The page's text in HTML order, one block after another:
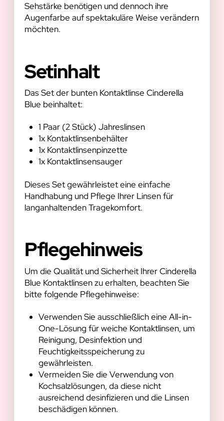
Sehstärke benötigen und dennoch ihre
Augenfarbe auf spektakuläre Weise verändern
möchten.
Setinhalt
Das Set der bunten Kontaktlinse Cinderella
Blue beinhaltet:
1 Paar (2 Stück) Jahreslinsen
1x Kontaktlinsenbehälter
1x Kontaktlinsenpinzette
1x Kontaktlinsensauger
Dieses Set gewährleistet eine einfache
Handhabung und Pflege Ihrer Linsen für
langanhaltenden Tragekomfort.
Pflegehinweis
Um die Qualität und Sicherheit Ihrer Cinderella
Blue Kontaktlinsen zu erhalten, beachten Sie
bitte folgende Pflegehinweise:
Verwenden Sie ausschließlich eine All-in-
One-Lösung für weiche Kontaktlinsen, um
Reinigung, Desinfektion und
Feuchtigkeitsspeicherung zu
gewährleisten.
Vermeiden Sie die Verwendung von
Kochsalzlösungen, da diese nicht
ausreichend desinfizieren und die Linsen
beschädigen können.